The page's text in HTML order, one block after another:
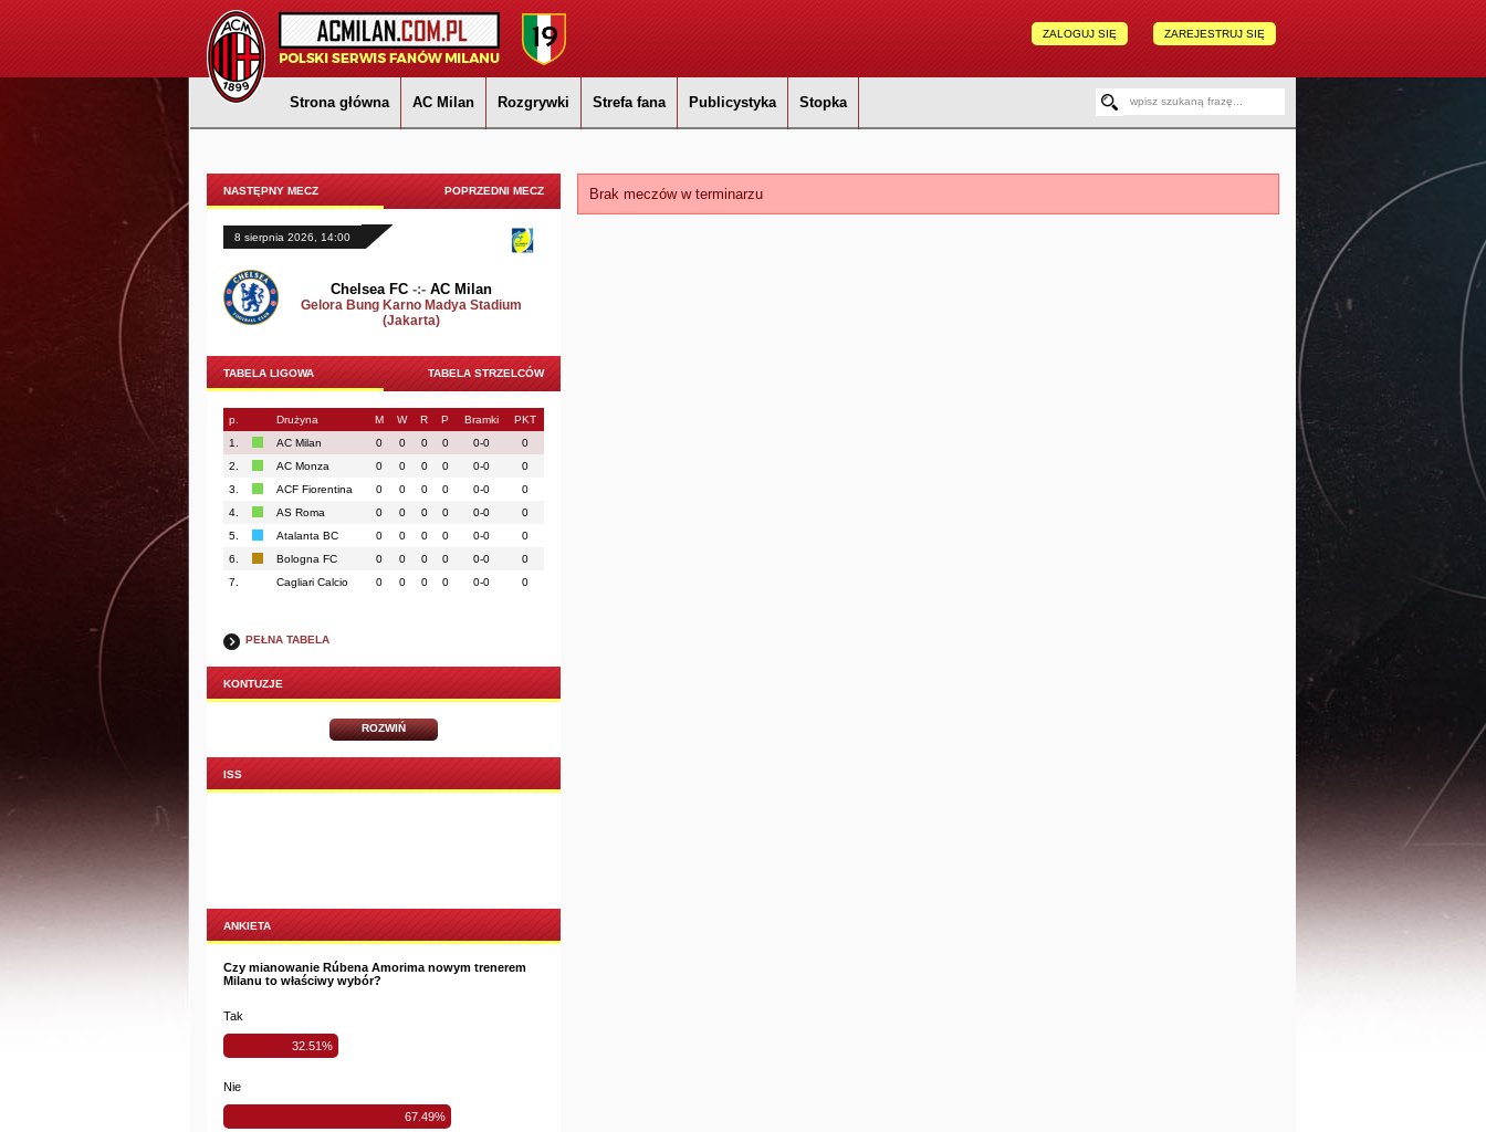
ZAREJESTRUJ SIĘ
ZALOGUJ SIĘ
Strona główna AC Milan Rozgrywki Strefa fana Publicystyka Stopka
NASTĘPNY MECZ POPRZEDNI MECZ
8 sierpnia 2026, 14:00
Chelsea FC -:- AC Milan
Gelora Bung Karno Madya Stadium
(Jakarta)
TABELA LIGOWA TABELA STRZELCÓW
p. Drużyna M W R P Bramki
PKT
1.
AC Milan 0 0 0 0 0-0
0
2.
AC Monza 0 0 0 0 0-0
0
3.
ACF Fiorentina 0 0 0 0 0-0
0
4.
AS Roma 0 0 0 0 0-0
0
5.
Atalanta BC 0 0 0 0 0-0
0
6.
Bologna FC 0 0 0 0 0-0
0
7.
Cagliari Calcio 0 0 0 0 0-0 0
PEŁNA TABELA
KONTUZJE
ROZWIŃ
ISS
ANKIETA
Czy mianowanie Rúbena Amorima nowym trenerem
Milanu to właściwy wybór?
Tak
32.51%
Nie
67.49%
Brak meczów w terminarzu